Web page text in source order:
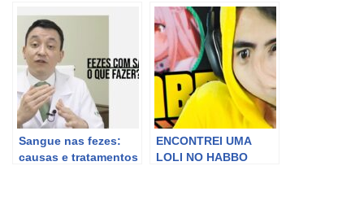
Mesmo? Elimine a
Gordura Ingerida nas
Fezes
Sangue nas fezes:
causas e tratamentos
ENCONTREI UMA
LOLI NO HABBO